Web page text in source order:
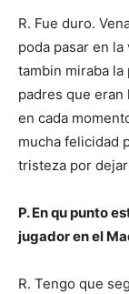
R. Fue duro.
poda pasar en
tambin miraba la
padres que eran
en cada
mucha felicidad
tristeza por
P. En qu punto
jugador en el
R. Tengo que